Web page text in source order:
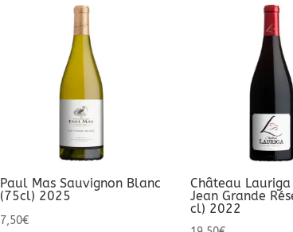
Paul Mas Sauvignon Blanc
(75cl) 2025
7,50€
Château Lauriga
Jean Grande
cl) 2022